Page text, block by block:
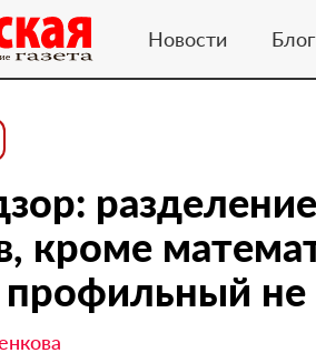
Новости Блог
кроме
не